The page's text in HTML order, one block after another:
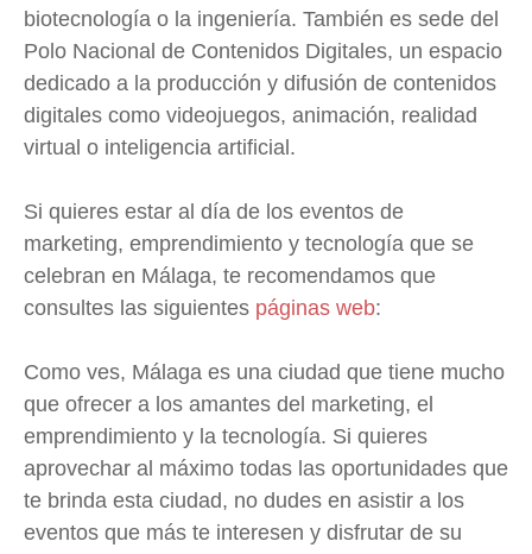
biotecnología o la ingeniería. También es sede del
Polo Nacional de Contenidos Digitales, un espacio
dedicado a la producción y difusión de contenidos
digitales como videojuegos, animación, realidad
virtual o inteligencia artificial.
Si quieres estar al día de los eventos de
marketing, emprendimiento y tecnología que se
celebran en Málaga, te recomendamos que
consultes las siguientes páginas web:
Como ves, Málaga es una ciudad que tiene mucho
que ofrecer a los amantes del marketing, el
emprendimiento y la tecnología. Si quieres
aprovechar al máximo todas las oportunidades que
te brinda esta ciudad, no dudes en asistir a los
eventos que más te interesen y disfrutar de su